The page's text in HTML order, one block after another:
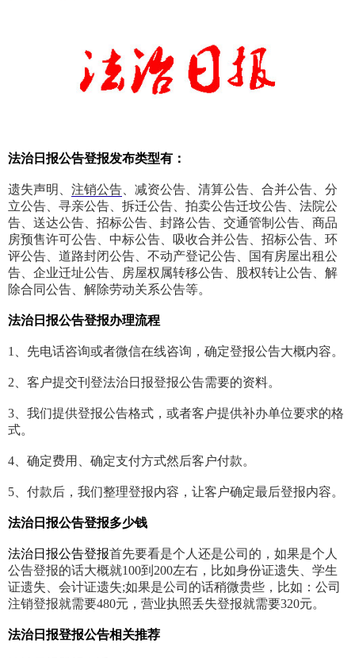
法治日报公告登报发布类型有：
遗失声明、 注销公告、减资公告、清算公告、合并公告、分
立公告、寻亲公告、拆迁公告、拍卖公告迁坟公告、法院公
告、送达公告、招标公告、封路公告、交通管制公告、商品
房预售许可公告、中标公告、吸收合并公告、招标公告、环
评公告、道路封闭公告、不动产登记公告、国有房屋出租公
告、企业迁址公告、房屋权属转移公告、股权转让公告、解
除合同公告、解除劳动关系公告等。
法治日报公告登报办理流程
1、先电话咨询或者微信在线咨询，确定登报公告大概内容。
2、客户提交刊登法治日报登报公告需要的资料。
3、我们提供登报公告格式，或者客户提供补办单位要求的格
式。
4、确定费用、确定支付方式然后客户付款。
5、付款后，我们整理登报内容，让客户确定最后登报内容。
法治日报公告登报多少钱
法治日报公告登报首先要看是个人还是公司的，如果是个人
公告登报的话大概就100到200左右，比如身份证遗失、学生
证遗失、会计证遗失;如果是公司的话稍微贵些，比如：公司
注销登报就需要480元，营业执照丢失登报就需要320元。
法治日报登报公告相关推荐